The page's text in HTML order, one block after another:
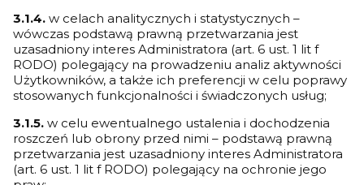
3.1.4. w celach analitycznych i statystycznych –
wówczas podstawą prawną przetwarzania jest
uzasadniony interes Administratora (art. 6 ust. 1 lit f
RODO) polegający na prowadzeniu analiz aktywności
Użytkowników, a także ich preferencji w celu poprawy
stosowanych funkcjonalności i świadczonych usług;
3.1.5. w celu ewentualnego ustalenia i dochodzenia
roszczeń lub obrony przed nimi – podstawą prawną
przetwarzania jest uzasadniony interes Administratora
(art. 6 ust. 1 lit f RODO) polegający na ochronie jego